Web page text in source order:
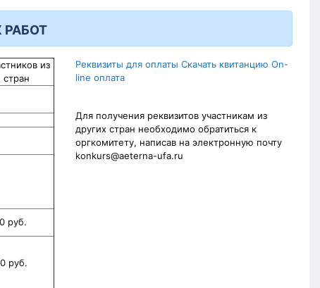
РАБОТ
из
стран
руб.
руб.
Реквизиты для оплаты Скачать квитанцию On-
line оплата
Для получения реквизитов участникам из
других стран необходимо обратиться к
оргкомитету, написав на электронную почту
konkurs@aeterna-ufa.ru